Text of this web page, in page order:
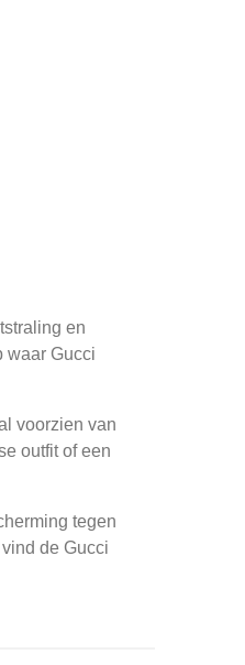
en
waar Gucci
voorzien van
outfit of een
tegen
de Gucci